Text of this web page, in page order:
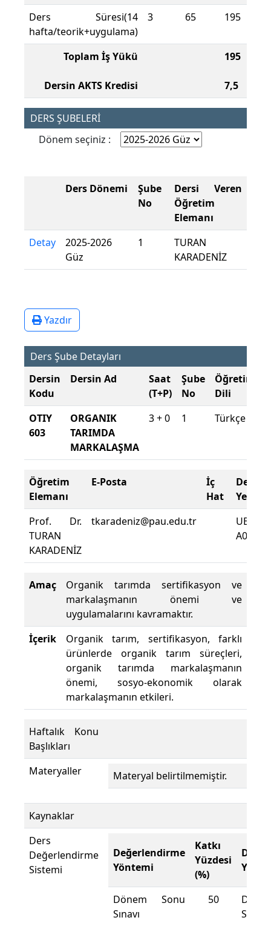
Ders Süresi(14
hafta/teorik+uygulama)
3 65 195
Toplam İş Yükü
Dersin AKTS Kredisi
195
7,5
DERS ŞUBELERİ
Dönem seçiniz :
Ders Dönemi
Şube
No
Dersi Veren
Öğretim
Elemanı
Detay
2025-2026
Güz
1
TURAN
KARADENİZ
Yazdır
Ders Şube Detayları
Dersin
Kodu
Dersin Ad
Saat
(T+P)
Şube
No
Öğretim
Dili
OTIY
603
ORGANIK
TARIMDA
MARKALAŞMA
3 + 0 1 Türkçe
Öğretim
Elemanı
E-Posta
İç
Hat
Ders
Yeri
Prof. Dr.
TURAN
KARADENİZ
tkaradeniz@pau.edu.tr
UBF
A0148
Amaç
Organik tarımda sertifikasyon ve
markalaşmanın önemi ve
uygulamalarını kavramaktır.
İçerik
Organik tarım, sertifikasyon, farklı
ürünlerde organik tarım süreçleri,
organik tarımda markalaşmanın
önemi, sosyo-ekonomik olarak
markalaşmanın etkileri.
Haftalık Konu
Başlıkları
Materyaller
Materyal belirtilmemiştir.
Kaynaklar
Ders
Değerlendirme
Sistemi
Değerlendirme
Yöntemi
Katkı
Yüzdesi
(%)
Dönem Sonu
Sınavı
50
Sınavı